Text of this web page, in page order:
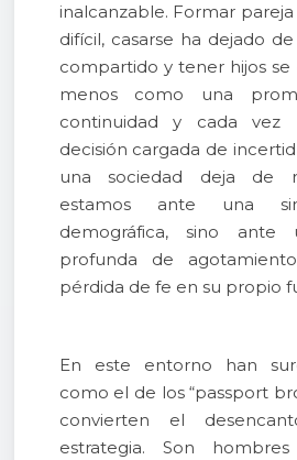
inalcanzable. Formar
difícil, casarse ha dejado
compartido y tener hijos
menos como una
continuidad y cada vez
decisión cargada de
una sociedad deja de
estamos ante una
demográfica, sino ante
profunda de
pérdida de fe en su propio
En este entorno han
como el de los “passport
convierten el
estrategia. Son